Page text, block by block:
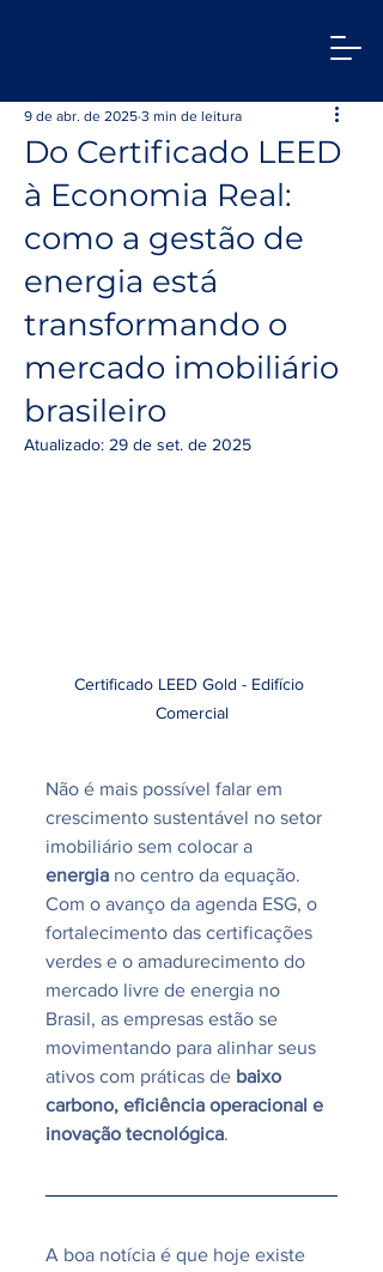
Do Certificado LEED
à Economia Real:
como a gestão de
energia está
transformando o
mercado imobiliário
brasileiro
9 de abr. de 2025 3 min de leitura
Atualizado: 29 de set. de 2025
Certificado LEED Gold - Edifício
Comercial
Não é mais possível falar em
crescimento sustentável no setor
imobiliário sem colocar a
energia no centro da equação.
Com o avanço da agenda ESG, o
fortalecimento das certificações
verdes e o amadurecimento do
mercado livre de energia no
Brasil, as empresas estão se
movimentando para alinhar seus
ativos com práticas de baixo
carbono, eficiência operacional e
inovação tecnológica.
A boa notícia é que hoje existe